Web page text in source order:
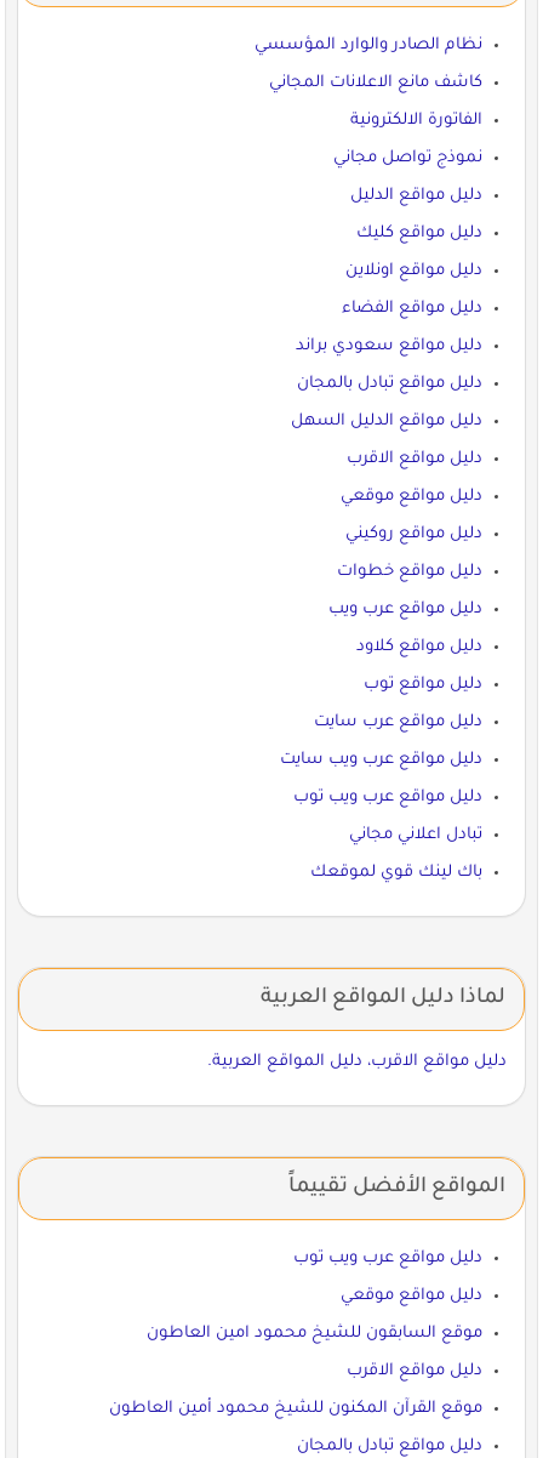
نظام الصادر والوارد المؤسسي
كاشف مانع الاعلانات المجاني
الفاتورة الالكترونية
نموذج تواصل مجاني
دليل مواقع الدليل
دليل مواقع كليك
دليل مواقع اونلاين
دليل مواقع الفضاء
دليل مواقع سعودي براند
دليل مواقع تبادل بالمجان
دليل مواقع الدليل السهل
دليل مواقع الاقرب
دليل مواقع موقعي
دليل مواقع روكيني
دليل مواقع خطوات
دليل مواقع عرب ويب
دليل مواقع كلاود
دليل مواقع توب
دليل مواقع عرب سايت
دليل مواقع عرب ويب سايت
دليل مواقع عرب ويب توب
تبادل اعلاني مجاني
باك لينك قوي لموقعك
لماذا دليل المواقع العربية
دليل مواقع الاقرب، دليل المواقع العربية.
المواقع الأفضل تقييماً
دليل مواقع عرب ويب توب
دليل مواقع موقعي
موقع السابقون للشيخ محمود امين العاطون
دليل مواقع الاقرب
موقع القرآن المكنون للشيخ محمود أمين العاطون
دليل مواقع تبادل بالمجان